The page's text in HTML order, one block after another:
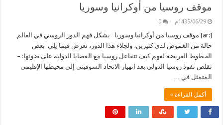
موقف روسيا من أوكرانيا وسوريا
1435/06/29م 0
[:ar] موقف روسيا من أوكرانيا وسوريا يشكل فهم الدور الروسي في العالم
حالة من الغموض لدى كثيرين، ولجلاء هذا الدور، نعرض فيما يلي بعض
الخطوط العريضة لفهم كيف تتفاعل روسيا مع القضايا الدولية على ضوئها: –
تقلص نفوذ روسيا الدولي بعد انهيار الاتحاد السوفيتي إلى محيطها الإقليمي
المتمثل في …
أكمل القراءة »